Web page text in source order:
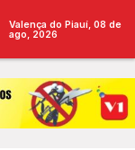
Valença do Piauí, 08 de
ago, 2026